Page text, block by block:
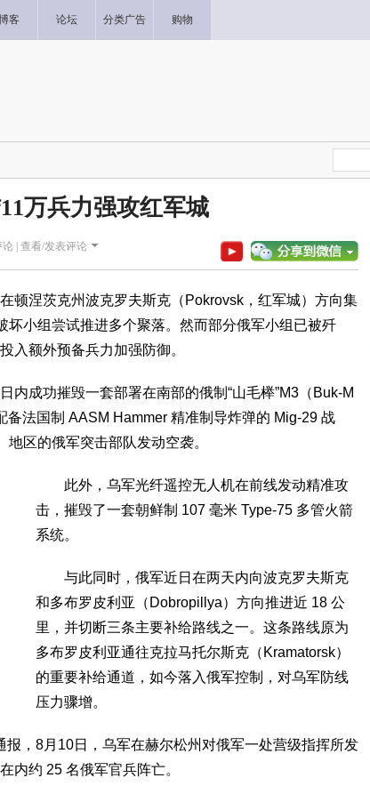
客 论坛 分类广告 购物
万兵力强攻红军城
| 查看/发表评论
涅茨克州波克罗夫斯克（Pokrovsk，红军城）方向集
坏小组尝试推进多个聚落。然而部分俄军小组已被歼
入额外预备兵力加强防御。
成功摧毁一套部署在南部的俄制“山毛榉”M3（Buk-M
法国制 AASM Hammer 精准制导炸弹的 Mig-29 战
区的俄军突击部队发动空袭。
此外，乌军光纤遥控无人机在前线发动精准攻
击，摧毁了一套朝鲜制 107 毫米 Type-75 多管火箭
系统。
与此同时，俄军近日在两天内向波克罗夫斯克
和多布罗皮利亚（Dobropillya）方向推进近 18 公
里，并切断三条主要补给路线之一。这条路线原为
多布罗皮利亚通往克拉马托尔斯克（Kramatorsk）
的重要补给通道，如今落入俄军控制，对乌军防线
压力骤增。
，8月10日，乌军在赫尔松州对俄军一处营级指挥所发
内约 25 名俄军官兵阵亡。